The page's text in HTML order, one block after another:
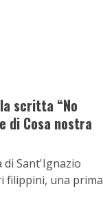
scritta “No
di Cosa nostra
di Sant'Ignazio
filippini, una prima